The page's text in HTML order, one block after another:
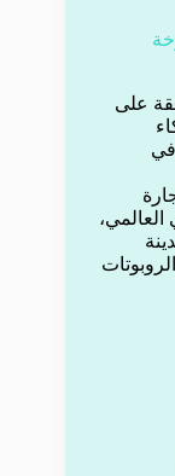
على
العالمي،
2026 في مدينة